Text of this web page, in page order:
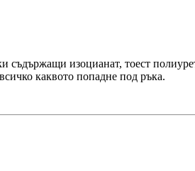
съдържащи изоцианат, тоест
каквото попадне под ръка.